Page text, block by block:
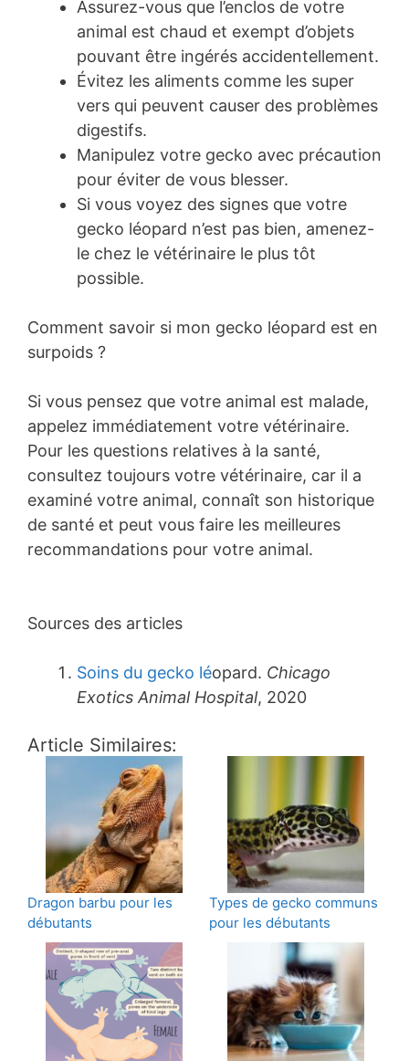
Assurez-vous que l’enclos de votre
animal est chaud et exempt d’objets
pouvant être ingérés accidentellement.
Évitez les aliments comme les super
vers qui peuvent causer des problèmes
digestifs.
Manipulez votre gecko avec précaution
pour éviter de vous blesser.
Si vous voyez des signes que votre
gecko léopard n’est pas bien, amenez-
le chez le vétérinaire le plus tôt
possible.
Comment savoir si mon gecko léopard est en
surpoids ?
Si vous pensez que votre animal est malade,
appelez immédiatement votre vétérinaire.
Pour les questions relatives à la santé,
consultez toujours votre vétérinaire, car il a
examiné votre animal, connaît son historique
de santé et peut vous faire les meilleures
recommandations pour votre animal.
Sources des articles
Soins du gecko léopard. Chicago
Exotics Animal Hospital, 2020
Article Similaires:
Dragon barbu pour les
débutants
Types de gecko communs
pour les débutants